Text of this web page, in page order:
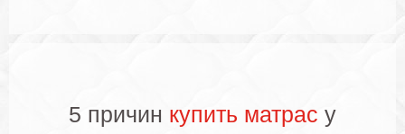
5 причин купить матрас у